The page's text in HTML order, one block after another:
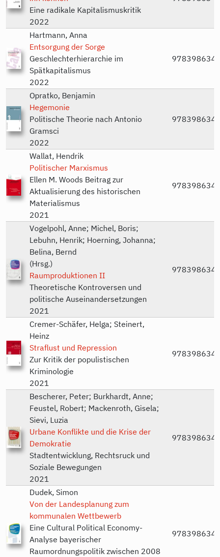
Eine radikale Kapitalismuskritik
2022
Hartmann, Anna
Entsorgung der Sorge
Geschlechterhierarchie im
Spätkapitalismus
2022
Opratko, Benjamin
Hegemonie
Politische Theorie nach Antonio
Gramsci
2022
Wallat, Hendrik
Politischer Marxismus
Ellen M. Woods Beitrag zur
Aktualisierung des historischen
Materialismus
2021
Vogelpohl, Anne; Michel, Boris;
Lebuhn, Henrik; Hoerning, Johanna;
Belina, Bernd
(Hrsg.)
Raumproduktionen II
Theoretische Kontroversen und
politische Auseinandersetzungen
2021
Cremer-Schäfer, Helga; Steinert,
Heinz
Straflust und Repression
Zur Kritik der populistischen
Kriminologie
2021
Bescherer, Peter; Burkhardt, Anne;
Feustel, Robert; Mackenroth, Gisela;
Sievi, Luzia
Urbane Konflikte und die Krise der
Demokratie
Stadtentwicklung, Rechtsruck und
Soziale Bewegungen
2021
Dudek, Simon
Von der Landesplanung zum
kommunalen Wettbewerb
Eine Cultural Political Economy-
Analyse bayerischer
Raumordnungspolitik zwischen 2008